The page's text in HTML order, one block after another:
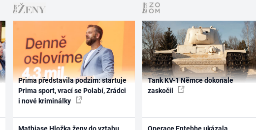
Prima představila podzim: startuje
Prima sport, vrací se Polabí, Zrádci
i nové kriminálky
Tank KV-1 Němce dokonale
zaskočil